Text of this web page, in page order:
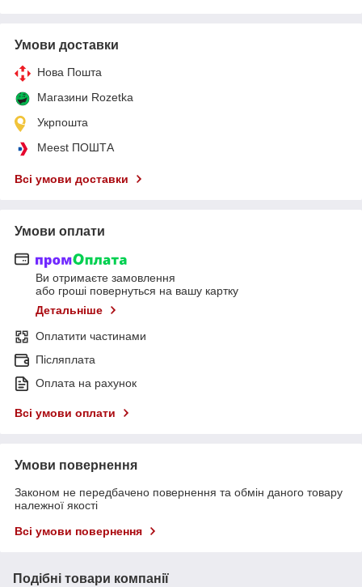
Умови доставки
Нова Пошта
Магазини Rozetka
Укрпошта
Meest ПОШТА
Всі умови доставки
Умови оплати
Ви отримаєте замовлення
або гроші повернуться на вашу картку
Детальніше
Оплатити частинами
Післяплата
Оплата на рахунок
Всі умови оплати
Умови повернення
Законом не передбачено повернення та обмін даного товару
належної якості
Всі умови повернення
Подібні товари компанії